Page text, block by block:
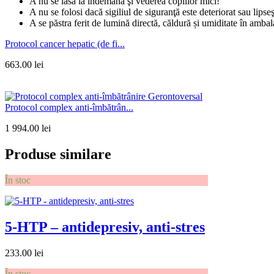
A nu se folosi dacă sigiliul de siguranţă este deteriorat sau
A se păstra ferit de lumină directă, căldură și umiditate în
Protocol cancer hepatic (de fi...
663.00 lei
Protocol complex anti-îmbătrân...
1 994.00 lei
Produse similare
În stoc
5-HTP – antidepresiv, anti-stres
233.00 lei